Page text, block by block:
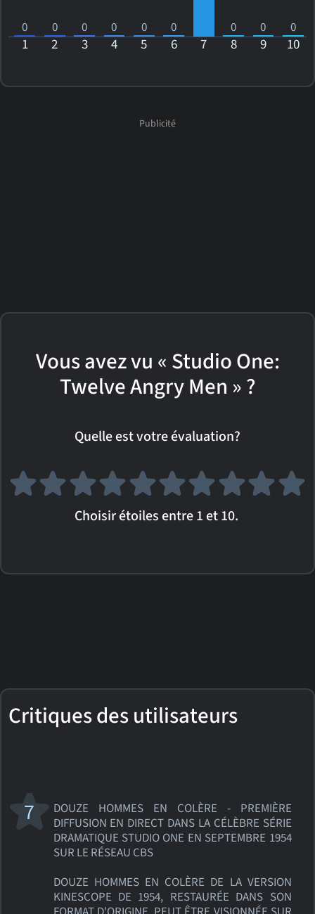
0 0 0 0 0 0 0 0 0
1 2 3 4 5 6 7 8 9 10
Vous avez vu « Studio One:
Twelve Angry Men » ?
Quelle est votre évaluation?
Choisir étoiles entre 1 et 10.
Critiques des utilisateurs
DOUZE HOMMES EN COLÈRE - PREMIÈRE
DIFFUSION EN DIRECT DANS LA CÉLÈBRE SÉRIE
DRAMATIQUE STUDIO ONE EN SEPTEMBRE 1954
SUR LE RÉSEAU CBS
DOUZE HOMMES EN COLÈRE DE LA VERSION
KINESCOPE DE 1954, RESTAURÉE DANS SON
7